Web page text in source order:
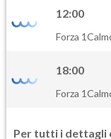
PM25
12:00
Forza 1
18:00
Forza 1
Per tutti i dettagli